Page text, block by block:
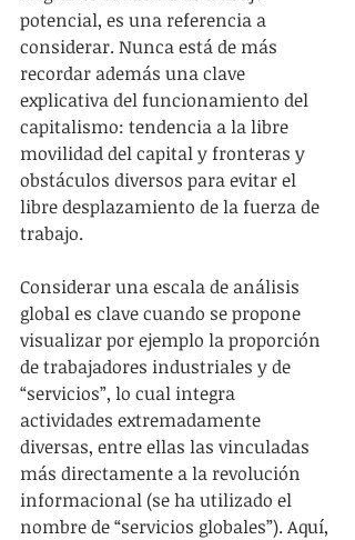
potencial, es una referencia a
considerar. Nunca está de más
recordar además una clave
explicativa del funcionamiento del
capitalismo: tendencia a la libre
movilidad del capital y fronteras y
obstáculos diversos para evitar el
libre desplazamiento de la fuerza de
trabajo.
Considerar una escala de análisis
global es clave cuando se propone
visualizar por ejemplo la proporción
de trabajadores industriales y de
“servicios”, lo cual integra
actividades extremadamente
diversas, entre ellas las vinculadas
más directamente a la revolución
informacional (se ha utilizado el
nombre de “servicios globales”). Aquí,